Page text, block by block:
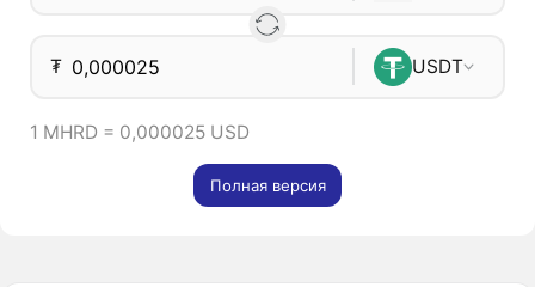
₮ USDT
1 MHRD = 0,000025 USD
Полная версия